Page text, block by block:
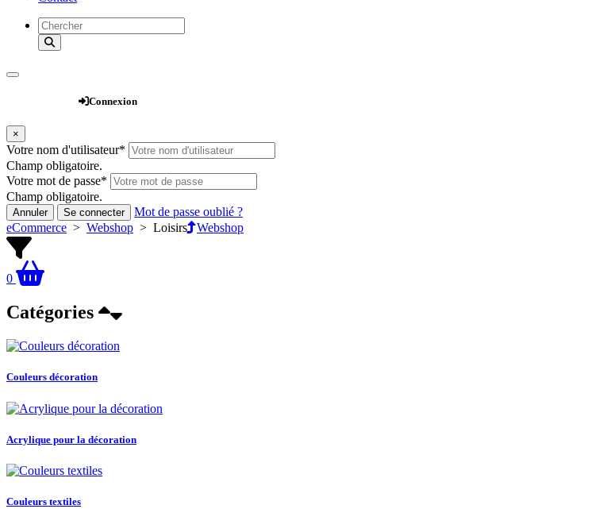
Connexion
×
Votre nom d'utilisateur*
Champ obligatoire.
Votre mot de passe*
Champ obligatoire.
Annuler Se connecter
Mot de passe oublié ?
eCommerce > Webshop > Loisirs Webshop
0
Catégories
Couleurs décoration
Acrylique pour la décoration
Couleurs textiles